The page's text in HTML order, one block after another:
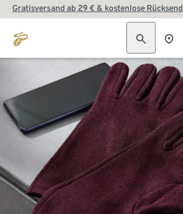
Gratisversand ab 29 € & kostenlose